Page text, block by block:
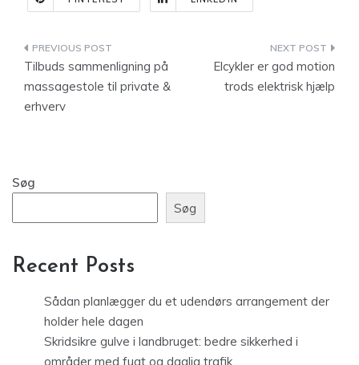
Indlægsnavigation
Tilbuds sammenligning på
massagestole til private &
erhverv
Elcykler er god motion
trods elektrisk hjælp
Søg
Søg
Recent Posts
Sådan planlægger du et udendørs arrangement der
holder hele dagen
Skridsikre gulve i landbruget: bedre sikkerhed i
områder med fugt og daglig trafik